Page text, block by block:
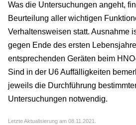
Was die Untersuchungen angeht,
Beurteilung aller wichtigen
Verhaltensweisen statt. Ausnahme
gegen Ende des ersten
entsprechenden Geräten beim
Sind in der U6 Auffälligkeiten
jeweils die Durchführung
Untersuchungen notwendig.
Letzte Aktualisierung am 08.11.2021.